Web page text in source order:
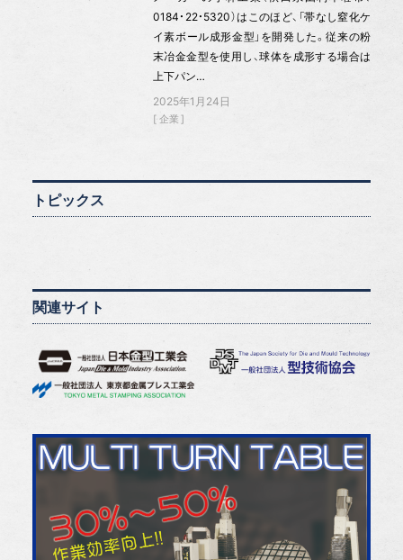
0184・22・5320）はこのほど、「帯なし窒化ケ
イ素ボール成形金型」を開発した。従来の粉
末冶金金型を使用し、球体を成形する場合は
上下パン…
2025年1月24日
企業
トピックス
関連サイト